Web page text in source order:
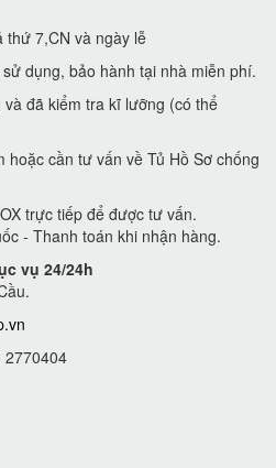
7,CN và ngày lễ
dụng, bảo hành tại nhà miễn phí.
đã kiểm tra kĩ lưỡng (có thể
cần tư vấn về Tủ Hồ Sơ chống
trực tiếp để được tư vấn.
- Thanh toán khi nhận hàng.
vụ 24/24h